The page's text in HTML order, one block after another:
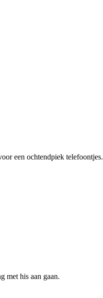
een ochtendpiek telefoontjes.
met his aan gaan.